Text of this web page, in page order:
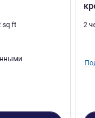
sq ft 2